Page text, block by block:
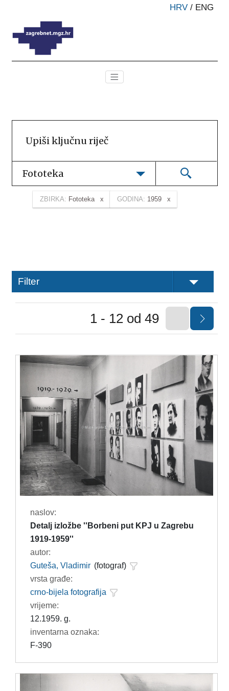
HRV / ENG
Fototeka
ZBIRKA: Fototeka GODINA: 1959
Filter
1 - 12 od 49
naslov:
Detalj izložbe ''Borbeni put KPJ u Zagrebu
1919-1959''
autor:
Guteša, Vladimir (fotograf)
vrsta građe:
crno-bijela fotografija
vrijeme:
12.1959. g.
inventarna oznaka:
F-390